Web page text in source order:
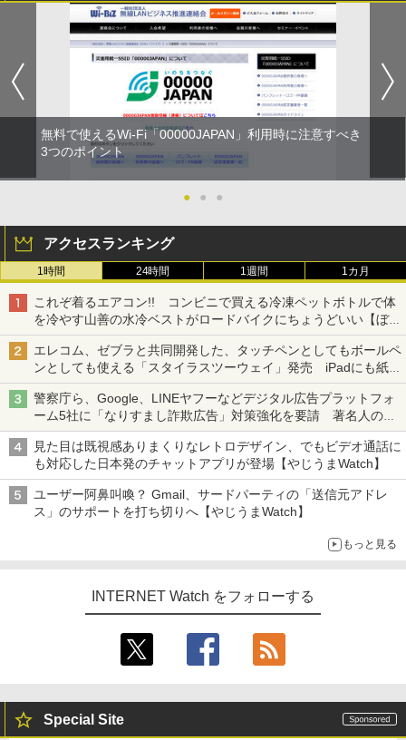
無料で使えるWi-Fi「00000JAPAN」利用時に注意すべき
3つのポイント
● ● ●
アクセスランキング
1時間 24時間 1週間 1カ月
これぞ着るエアコン!! コンビニで買える冷凍ペットボトルで体
を冷やす山善の水冷ベストがロードバイクにちょうどいい【ぼっ
ち・ざ・ろーど！その14】【空いた時間でなにしてる？】
エレコム、ゼブラと共同開発した、タッチペンとしてもボールペ
ンとしても使える「スタイラスツーウェイ」発売 iPadにも紙に
も、持ち替えずに書き込める
警察庁ら、Google、LINEヤフーなどデジタル広告プラットフォ
ーム5社に「なりすまし詐欺広告」対策強化を要請 著名人の写
真や映像を使った投資詐欺などへの対策として
見た目は既視感ありまくりなレトロデザイン、でもビデオ通話に
も対応した日本発のチャットアプリが登場【やじうまWatch】
ユーザー阿鼻叫喚？ Gmail、サードパーティの「送信元アドレ
ス」のサポートを打ち切りへ【やじうまWatch】
もっと見る
INTERNET Watch をフォローする
Special Site